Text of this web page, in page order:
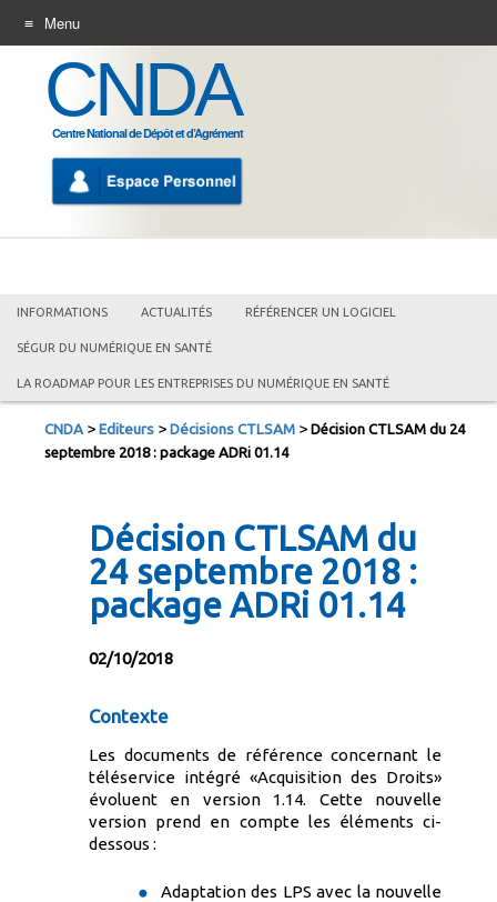
Menu
CONTENU
CNDA
Centre National de Dépôt et d’Agrément
INFORMATIONS ACTUALITÉS RÉFÉRENCER UN LOGICIEL
SÉGUR DU NUMÉRIQUE EN SANTÉ
LA ROADMAP POUR LES ENTREPRISES DU NUMÉRIQUE EN SANTÉ
CNDA > Editeurs > Décisions CTLSAM > Décision CTLSAM du 24
septembre 2018 : package ADRi 01.14
Décision CTLSAM du
24 septembre 2018 :
package ADRi 01.14
02/10/2018
Contexte
Les documents de référence concernant le
téléservice intégré «Acquisition des Droits»
évoluent en version 1.14. Cette nouvelle
version prend en compte les éléments ci-
dessous :
Adaptation des LPS avec la nouvelle